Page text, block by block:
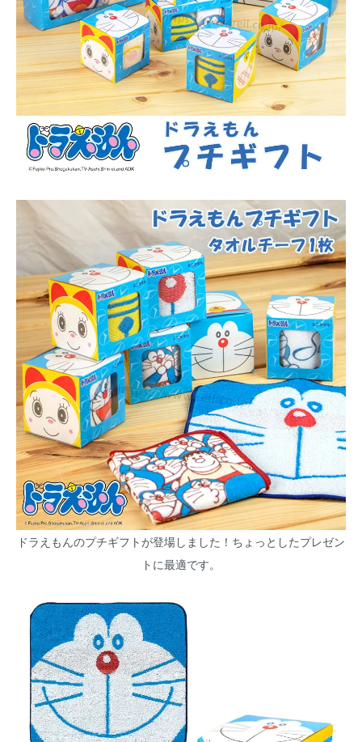
ドラえもんのプチギフトが登場しました！ちょっとしたプレゼン
トに最適です。